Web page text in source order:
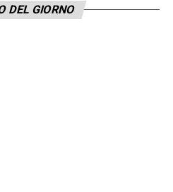
molto
DEL GIORNO